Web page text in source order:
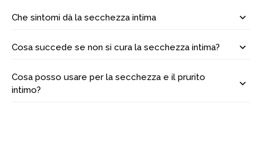
Che sintomi dà la secchezza intima
Cosa succede se non si cura la secchezza intima?
Cosa posso usare per la secchezza e il prurito
intimo?